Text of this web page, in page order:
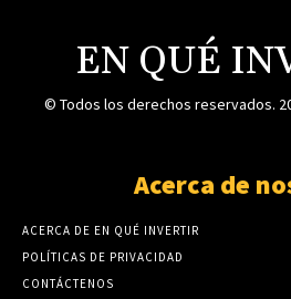
EN QUÉ
© Todos los derechos reservados.
Acerca de
ACERCA DE EN QUÉ INVERTIR
POLÍTICAS DE PRIVACIDAD
CONTÁCTENOS